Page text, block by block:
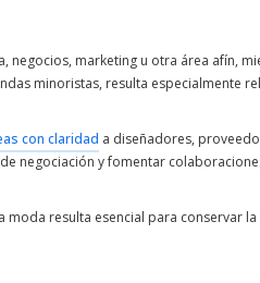
negocios, marketing u otra área afín,
minoristas, resulta especialmente
con claridad a diseñadores,
negociación y fomentar
resulta esencial para conservar